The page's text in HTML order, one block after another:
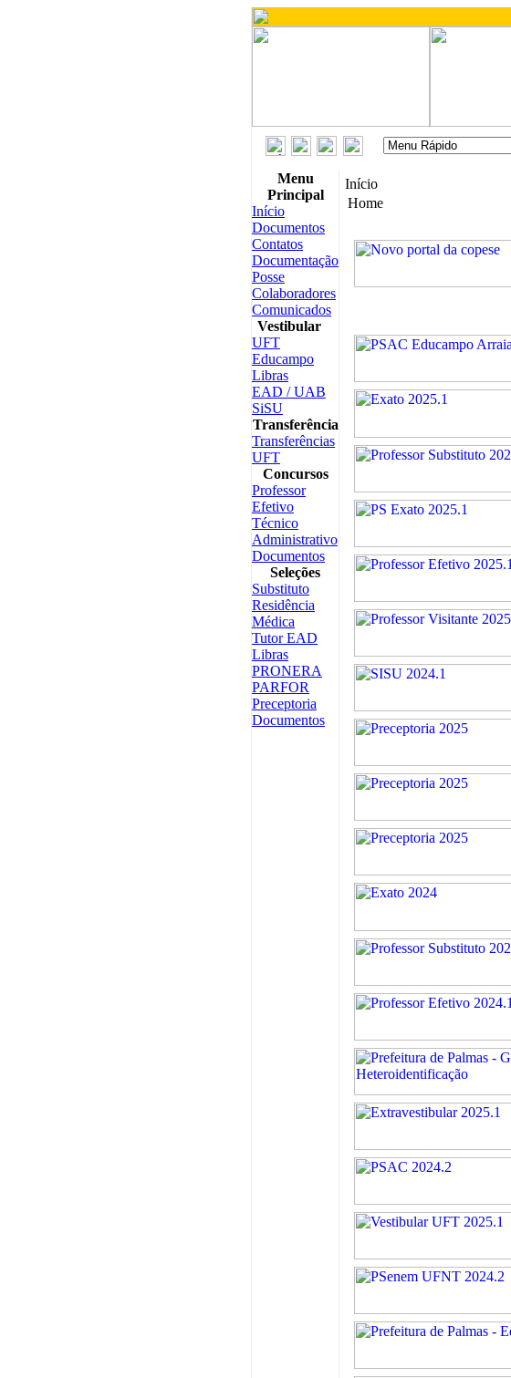
Menu
Principal
Início
Documentos
Contatos
Documentação
Posse
Colaboradores
Comunicados
Vestibular
UFT
Educampo
Libras
EAD / UAB
SiSU
Transferência
Transferências
UFT
Concursos
Professor
Efetivo
Técnico
Administrativo
Documentos
Seleções
Substituto
Residência
Médica
Tutor EAD
Libras
PRONERA
PARFOR
Preceptoria
Documentos
Início
Home